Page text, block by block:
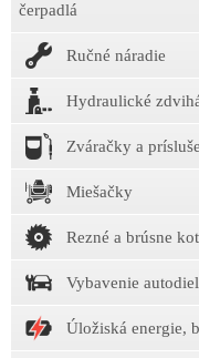
čerpadlá
Ručné náradie
Hydraulické
Zváračky a
Miešačky
Rezné a brúsne
Vybavenie
Úložiská energie,